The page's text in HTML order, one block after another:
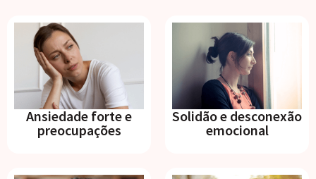
Ansiedade forte e
preocupações
Solidão e desconexão
emocional